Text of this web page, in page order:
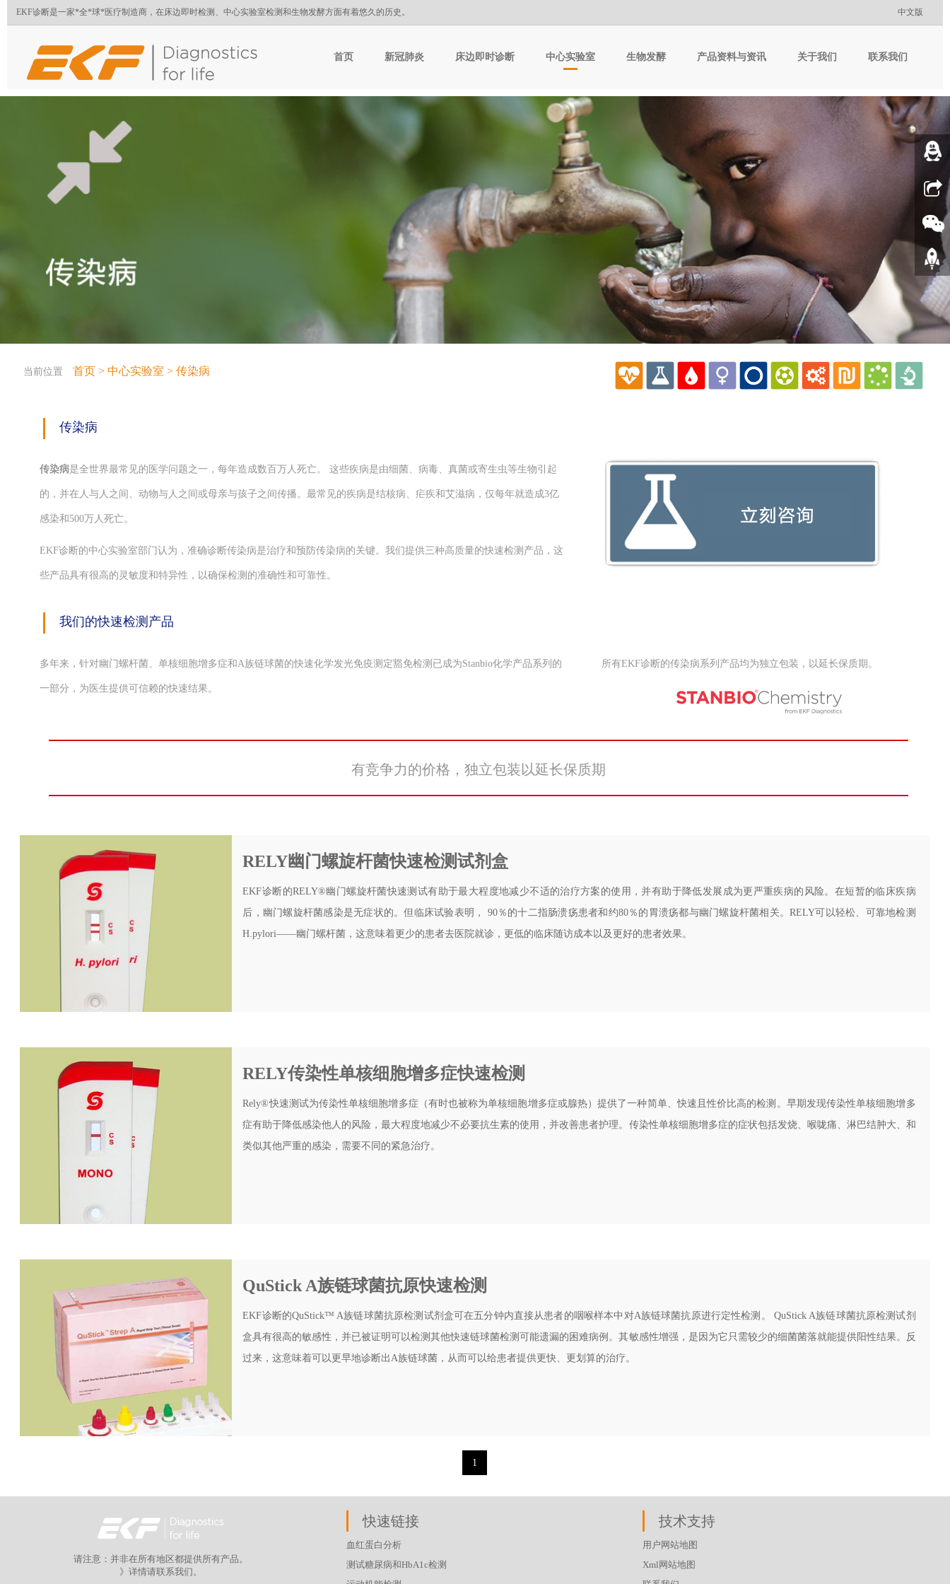
EKF诊断是一家*全*球*医疗制造商，在床边即时检测、中心实验室检测和生物发酵方面有着悠久的历史。 中文版
首页 新冠肺炎 床边即时诊断 中心实验室 生物发酵 产品资料与资讯 关于我们 联系我们
当前位置 首页 >中心实验室 >传染病
传染病
传染病是全世界最常见的医学问题之一，每年造成数百万人死亡。 这些疾病是由细菌、病毒、真菌或寄生虫等生物引起
的，并在人与人之间、动物与人之间或母亲与孩子之间传播。最常见的疾病是结核病、疟疾和艾滋病，仅每年就造成3亿
感染和500万人死亡。
EKF诊断的中心实验室部门认为，准确诊断传染病是治疗和预防传染病的关键。我们提供三种高质量的快速检测产品，这
些产品具有很高的灵敏度和特异性，以确保检测的准确性和可靠性。
我们的快速检测产品
多年来，针对幽门螺杆菌、单核细胞增多症和A族链球菌的快速化学发光免疫测定豁免检测已成为Stanbio化学产品系列的
一部分，为医生提供可信赖的快速结果。
所有EKF诊断的传染病系列产品均为独立包装，以延长保质期。
有竞争力的价格，独立包装以延长保质期
RELY幽门螺旋杆菌快速检测试剂盒
EKF诊断的RELY®幽门螺旋杆菌快速测试有助于最大程度地减少不适的治疗方案的使用，并有助于降低发展成为更严重疾病的风险。在短暂的临床疾病
后，幽门螺旋杆菌感染是无症状的。但临床试验表明， 90％的十二指肠溃疡患者和约80％的胃溃疡都与幽门螺旋杆菌相关。RELY可以轻松、可靠地检测
H.pylori——幽门螺杆菌，这意味着更少的患者去医院就诊，更低的临床随访成本以及更好的患者效果。
RELY传染性单核细胞增多症快速检测
Rely®快速测试为传染性单核细胞增多症（有时也被称为单核细胞增多症或腺热）提供了一种简单、快速且性价比高的检测。早期发现传染性单核细胞增多
症有助于降低感染他人的风险，最大程度地减少不必要抗生素的使用，并改善患者护理。传染性单核细胞增多症的症状包括发烧、喉咙痛、淋巴结肿大、和
类似其他严重的感染，需要不同的紧急治疗。
QuStick A族链球菌抗原快速检测
EKF诊断的QuStick™ A族链球菌抗原检测试剂盒可在五分钟内直接从患者的咽喉样本中对A族链球菌抗原进行定性检测。 QuStick A族链球菌抗原检测试剂
盒具有很高的敏感性，并已被证明可以检测其他快速链球菌检测可能遗漏的困难病例。其敏感性增强，是因为它只需较少的细菌菌落就能提供阳性结果。反
过来，这意味着可以更早地诊断出A族链球菌，从而可以给患者提供更快、更划算的治疗。
1
请注意：并非在所有地区都提供所有产品。
》详情请联系我们。
快速链接
血红蛋白分析
测试糖尿病和HbA1c检测
技术支持
用户网站地图
Xml网站地图